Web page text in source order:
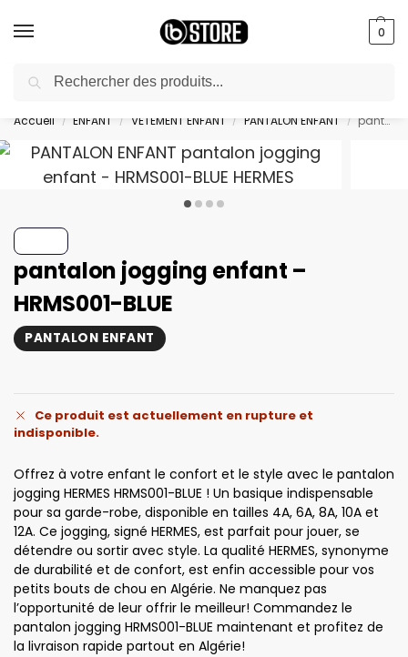
0
livraison gratuite au bureau dès 10000 DA avec paiement en ligne
Accueil / ENFANT / VETEMENT ENFANT / PANTALON ENFANT / pantalon jogging enfant – HRMS001-BLUE
pantalon jogging enfant –
HRMS001-BLUE
PANTALON ENFANT
Ce produit est actuellement en rupture et
indisponible.
Offrez à votre enfant le confort et le style avec le pantalon
jogging HERMES HRMS001-BLUE ! Un basique indispensable
pour sa garde-robe, disponible en tailles 4A, 6A, 8A, 10A et
12A. Ce jogging, signé HERMES, est parfait pour jouer, se
détendre ou sortir avec style. La qualité HERMES, synonyme
de durabilité et de confort, est enfin accessible pour vos
petits bouts de chou en Algérie. Ne manquez pas
l’opportunité de leur offrir le meilleur! Commandez le
pantalon jogging HRMS001-BLUE maintenant et profitez de
la livraison rapide partout en Algérie!